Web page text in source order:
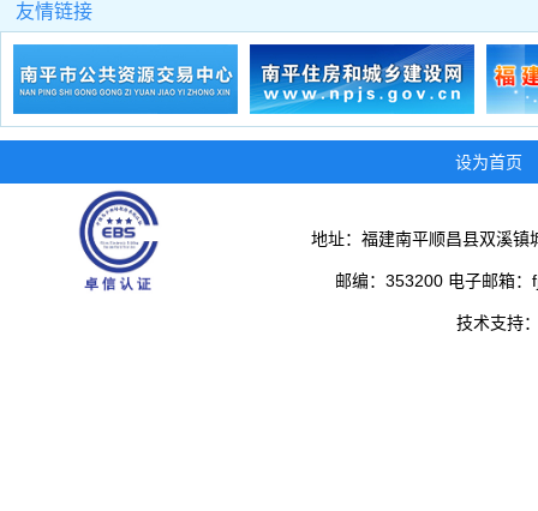
友情链接
设为首页
地址：福建南平顺昌县双溪
邮编：353200 电子邮箱
技术支持